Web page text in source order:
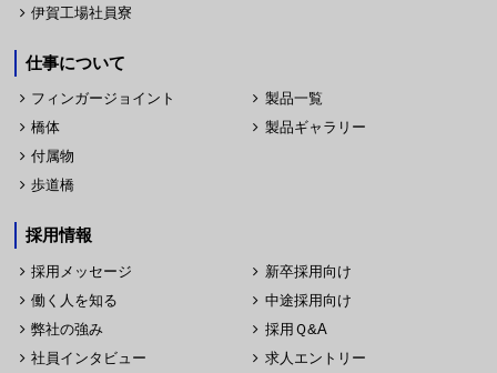
伊賀工場社員寮
仕事について
フィンガージョイント
橋体
付属物
歩道橋
製品一覧
製品ギャラリー
採用情報
採用メッセージ
働く人を知る
弊社の強み
社員インタビュー
新卒採用向け
中途採用向け
採用Ｑ&A
求人エントリー